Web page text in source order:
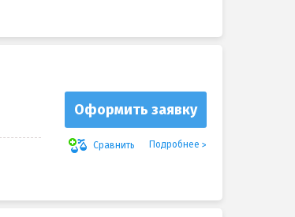
Оформить заявку
Сравнить Подробнее